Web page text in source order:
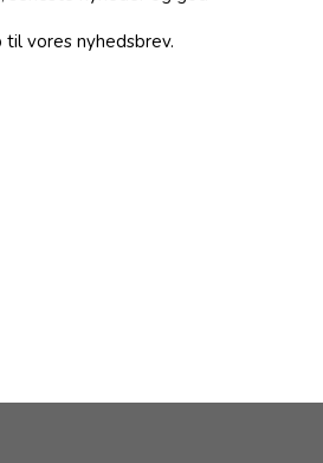
vores nyhedsbrev.